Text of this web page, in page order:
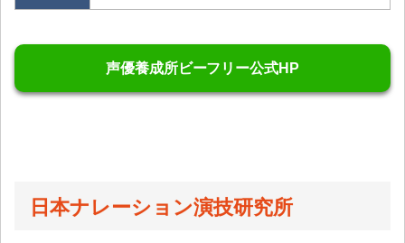
声優養成所ビーフリー公式HP
日本ナレーション演技研究所